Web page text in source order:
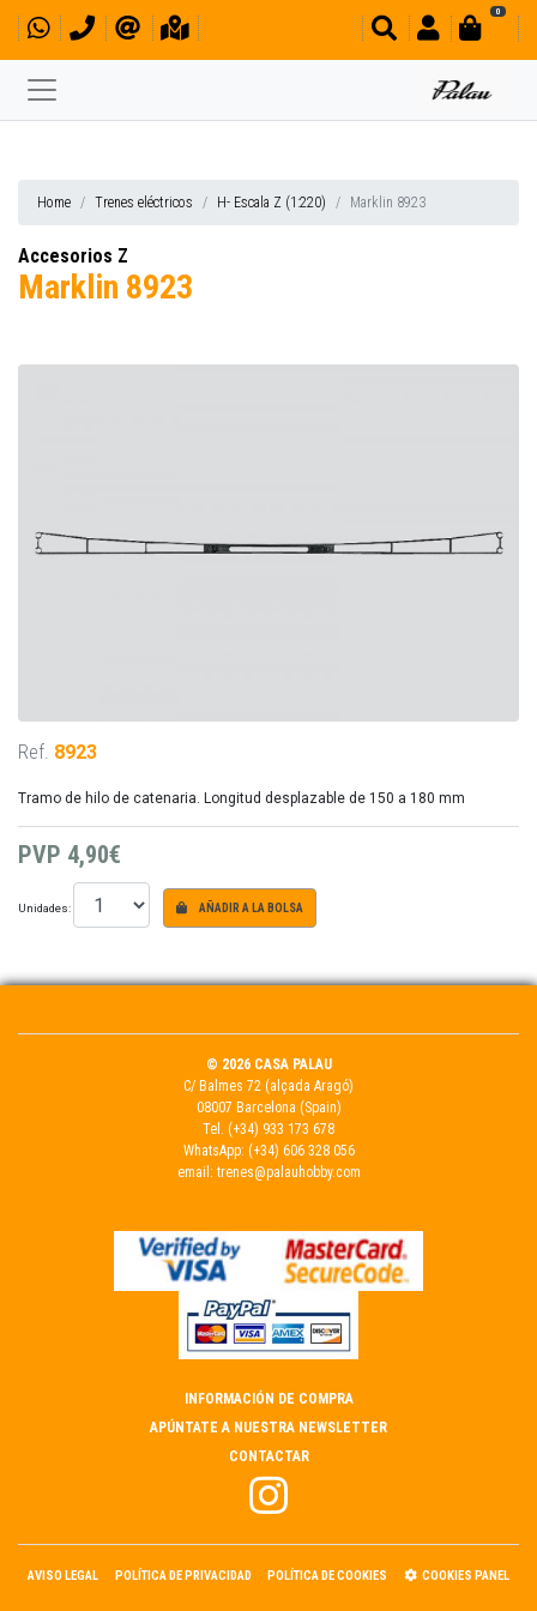
0
Home Trenes eléctricos H- Escala Z (1:220) Marklin 8923
Accesorios Z
Marklin 8923
Ref. 8923
Tramo de hilo de catenaria. Longitud desplazable de 150 a 180 mm
PVP 4,90€
Unidades: AÑADIR A LA BOLSA
© 2026 CASA PALAU
C/ Balmes 72 (alçada Aragó)
08007 Barcelona (Spain)
Tel. (+34) 933 173 678
WhatsApp: (+34) 606 328 056
email: trenes@palauhobby.com
INFORMACIÓN DE COMPRA
APÚNTATE A NUESTRA NEWSLETTER
CONTACTAR
AVISO LEGAL POLÍTICA DE PRIVACIDAD POLÍTICA DE COOKIES COOKIES PANEL